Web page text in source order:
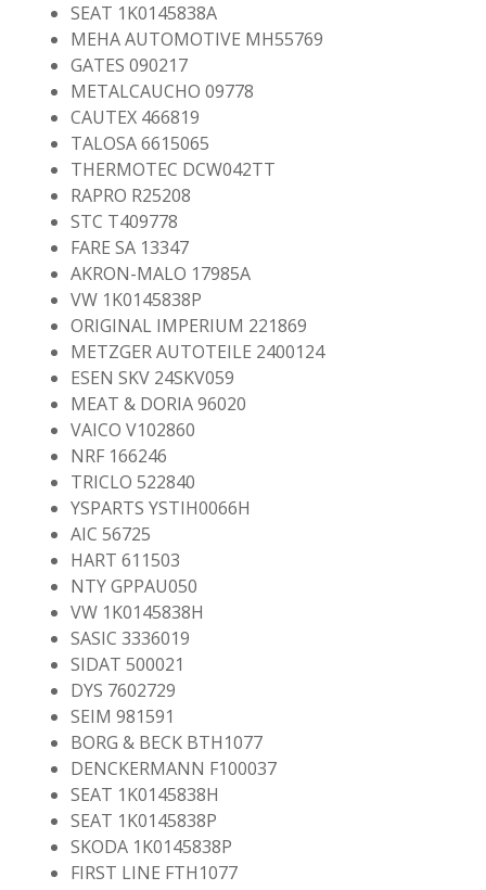
SEAT 1K0145838A
MEHA AUTOMOTIVE MH55769
GATES 090217
METALCAUCHO 09778
CAUTEX 466819
TALOSA 6615065
THERMOTEC DCW042TT
RAPRO R25208
STC T409778
FARE SA 13347
AKRON-MALO 17985A
VW 1K0145838P
ORIGINAL IMPERIUM 221869
METZGER AUTOTEILE 2400124
ESEN SKV 24SKV059
MEAT & DORIA 96020
VAICO V102860
NRF 166246
TRICLO 522840
YSPARTS YSTIH0066H
AIC 56725
HART 611503
NTY GPPAU050
VW 1K0145838H
SASIC 3336019
SIDAT 500021
DYS 7602729
SEIM 981591
BORG & BECK BTH1077
DENCKERMANN F100037
SEAT 1K0145838H
SEAT 1K0145838P
SKODA 1K0145838P
FIRST LINE FTH1077